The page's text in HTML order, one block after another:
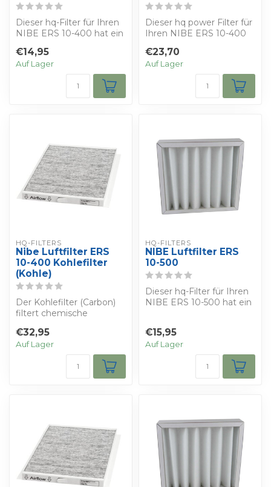
Dieser hq-Filter für Ihren
NIBE ERS 10-400 hat ein
in e...
€14,95
Auf Lager
Dieser hq power Filter für
Ihren NIBE ERS 10-400
vor Fe...
€23,70
Auf Lager
HQ-FILTERS
Nibe Luftfilter ERS
10-400 Kohlefilter
(Kohle)
Der Kohlefilter (Carbon)
filtert chemische
aus der Luft,...
€32,95
Auf Lager
HQ-FILTERS
NIBE Luftfilter ERS
10-500
Dieser hq-Filter für Ihren
NIBE ERS 10-500 hat ein
€15,95
Auf Lager